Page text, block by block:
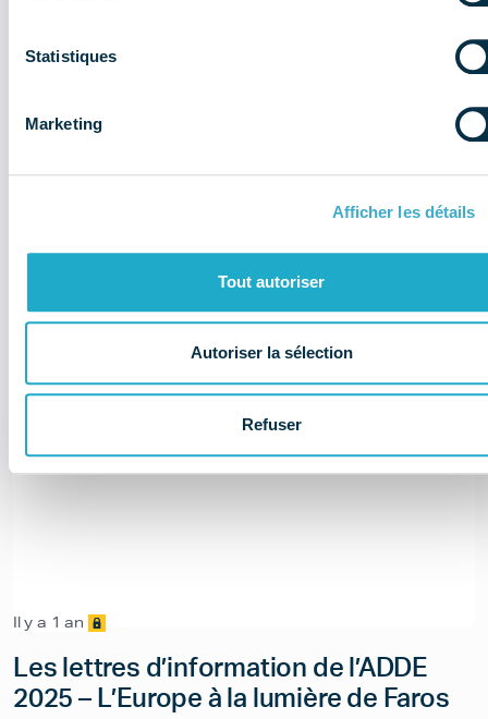
Statistiques
Marketing
Afficher les détails
Tout autoriser
Autoriser la sélection
Refuser
Point d’actualité – les informations
Document
Il y a 1 an
Les lettres d’information de l’ADDE
2025 – L’Europe à la lumière de Faros